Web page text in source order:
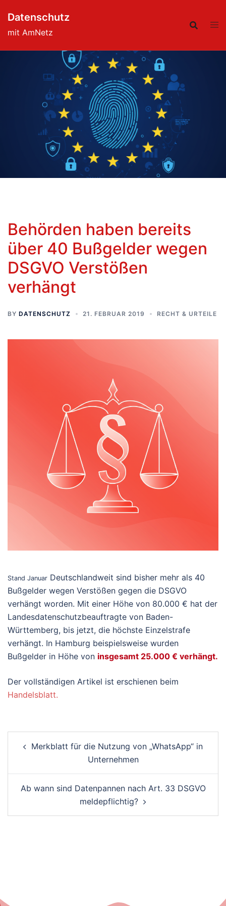
content
Datenschutz
mit AmNetz
Behörden haben bereits
über 40 Bußgelder wegen
DSGVO Verstößen
verhängt
BY DATENSCHUTZ 21. FEBRUAR 2019 RECHT & URTEILE
Stand Januar Deutschlandweit sind bisher mehr als 40
Bußgelder wegen Verstößen gegen die DSGVO
verhängt worden. Mit einer Höhe von 80.000 € hat der
Landesdatenschutzbeauftragte von Baden-
Württemberg, bis jetzt, die höchste Einzelstrafe
verhängt. In Hamburg beispielsweise wurden
Bußgelder in Höhe von insgesamt 25.000 € verhängt.
Der vollständigen Artikel ist erschienen beim
Handelsblatt.
navigation
Merkblatt für die Nutzung von „WhatsApp“ in
Unternehmen
Ab wann sind Datenpannen nach Art. 33 DSGVO
meldepflichtig?